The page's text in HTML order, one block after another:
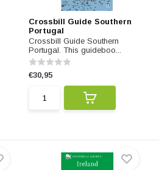
Crossbill Guide Southern
Portugal
Crossbill Guide Southern
Portugal. This guideboo...
€30,95